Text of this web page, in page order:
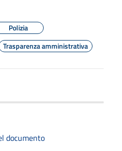
Polizia
Trasparenza amministrativa
documento